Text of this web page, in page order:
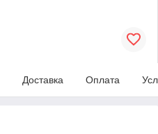
Доставка Оплата